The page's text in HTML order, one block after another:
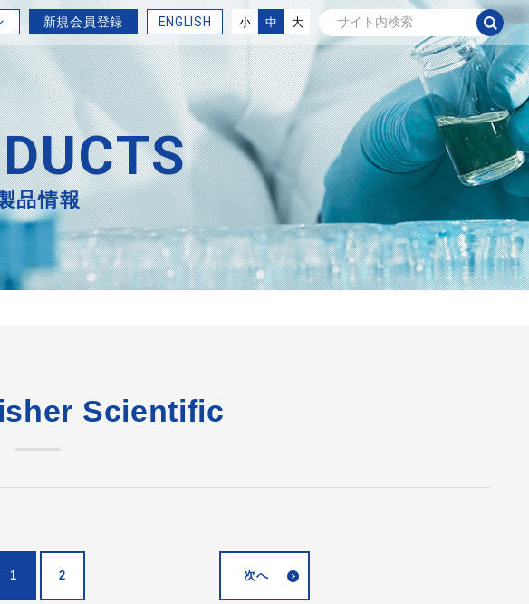
小 中 大
ENGLISH
新規会員登録
品情報
Scientific
1 2 次へ